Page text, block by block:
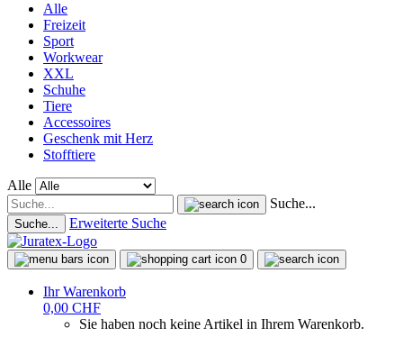
Alle
Freizeit
Sport
Workwear
XXL
Schuhe
Tiere
Accessoires
Geschenk mit Herz
Stofftiere
Alle
Suche...
Suche... Erweiterte Suche
0
Ihr Warenkorb
0,00 CHF
Sie haben noch keine Artikel in Ihrem Warenkorb.